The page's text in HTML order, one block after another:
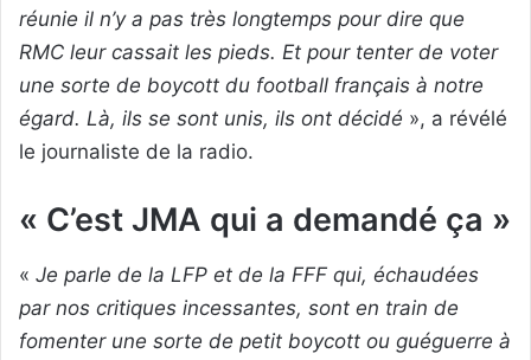
réunie il n’y a pas très longtemps pour dire que
RMC leur cassait les pieds. Et pour tenter de voter
une sorte de boycott du football français à notre
égard. Là, ils se sont unis, ils ont décidé », a révélé
le journaliste de la radio.
« C’est JMA qui a demandé ça »
« Je parle de la LFP et de la FFF qui, échaudées
par nos critiques incessantes, sont en train de
fomenter une sorte de petit boycott ou guéguerre à